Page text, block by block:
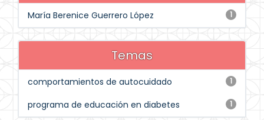
1
María Berenice Guerrero López
Temas
1
comportamientos de autocuidado
1
programa de educación en diabetes